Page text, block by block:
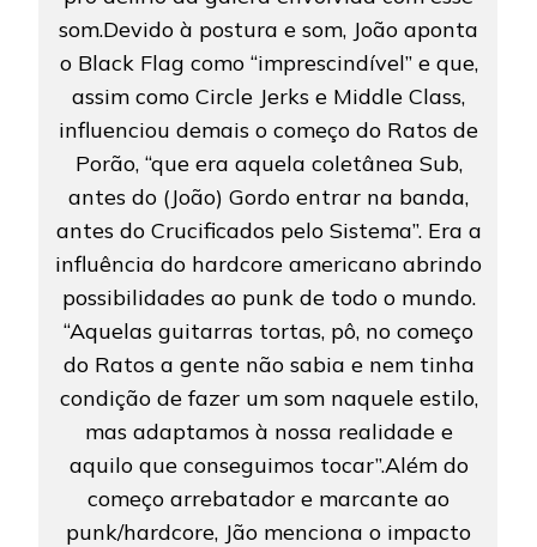
som.Devido à postura e som, João aponta
o Black Flag como “imprescindível” e que,
assim como Circle Jerks e Middle Class,
influenciou demais o começo do Ratos de
Porão, “que era aquela coletânea Sub,
antes do (João) Gordo entrar na banda,
antes do Crucificados pelo Sistema”. Era a
influência do hardcore americano abrindo
possibilidades ao punk de todo o mundo.
“Aquelas guitarras tortas, pô, no começo
do Ratos a gente não sabia e nem tinha
condição de fazer um som naquele estilo,
mas adaptamos à nossa realidade e
aquilo que conseguimos tocar”.Além do
começo arrebatador e marcante ao
punk/hardcore, Jão menciona o impacto